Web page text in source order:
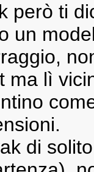
però ti
un
ma lì
di